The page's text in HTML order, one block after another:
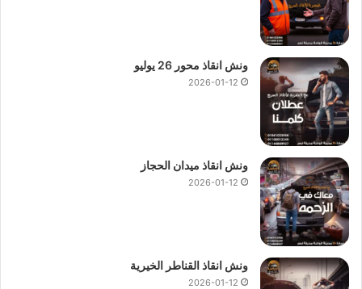
ونش انقاذ محور 26 يوليو
2026-01-12
ونش انقاذ ميدان الحجاز
2026-01-12
ونش انقاذ القناطر الخيرية
2026-01-12